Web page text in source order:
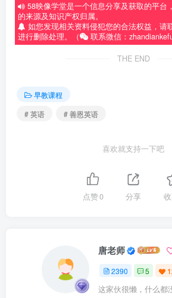
58映像学堂是一个信息分享及获取的平台
的来源及知识产权归属。
如您发现相关资料侵犯您的合法权益，请
进行删除处理。（
联系微信：zhandiankefu
THE END
早教课程
# 英语
# 善恩英语
喜欢就支持一下吧
点赞0 分享
唐老师
2390 5
这家伙很懒，什么都